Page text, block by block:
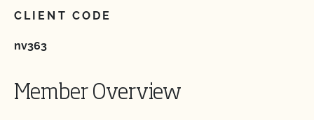
CLIENT CODE
nv363
Member Overview